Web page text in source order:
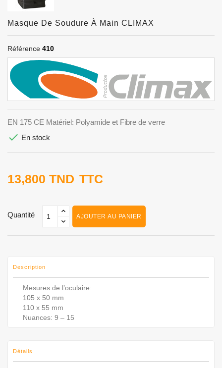
Masque De Soudure À Main CLIMAX
Référence 410
EN 175 CE Matériel: Polyamide et Fibre de verre
 En stock
13,800 TND TTC
Quantité AJOUTER AU PANIER
Description
Mesures de l’oculaire:
105 x 50 mm
110 x 55 mm
Nuances: 9 – 15
Détails